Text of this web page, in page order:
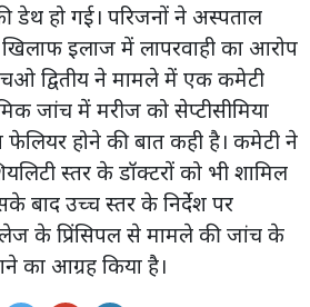
डेथ हो गई। परिजनों ने अस्पताल
इलाज में लापरवाही का आरोप
द्वितीय ने मामले में एक कमेटी
जांच में मरीज को सेप्टीसीमिया
होने की बात कही है। कमेटी ने
स्तर के डॉक्टरों को भी शामिल
बाद उच्च स्तर के निर्देश पर
के प्रिंसिपल से मामले की जांच के
का आग्रह किया है।